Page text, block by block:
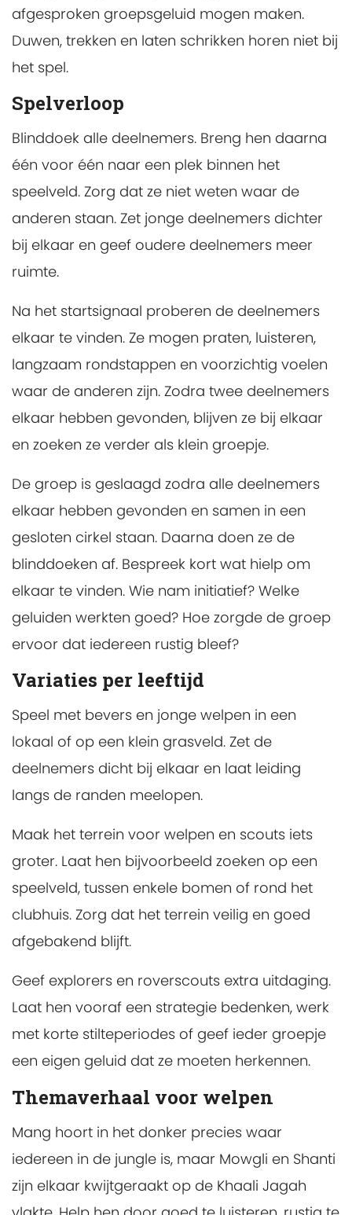
afgesproken groepsgeluid mogen maken.
Duwen, trekken en laten schrikken horen niet bij
het spel.
Spelverloop
Blinddoek alle deelnemers. Breng hen daarna
één voor één naar een plek binnen het
speelveld. Zorg dat ze niet weten waar de
anderen staan. Zet jonge deelnemers dichter
bij elkaar en geef oudere deelnemers meer
ruimte.
Na het startsignaal proberen de deelnemers
elkaar te vinden. Ze mogen praten, luisteren,
langzaam rondstappen en voorzichtig voelen
waar de anderen zijn. Zodra twee deelnemers
elkaar hebben gevonden, blijven ze bij elkaar
en zoeken ze verder als klein groepje.
De groep is geslaagd zodra alle deelnemers
elkaar hebben gevonden en samen in een
gesloten cirkel staan. Daarna doen ze de
blinddoeken af. Bespreek kort wat hielp om
elkaar te vinden. Wie nam initiatief? Welke
geluiden werkten goed? Hoe zorgde de groep
ervoor dat iedereen rustig bleef?
Variaties per leeftijd
Speel met bevers en jonge welpen in een
lokaal of op een klein grasveld. Zet de
deelnemers dicht bij elkaar en laat leiding
langs de randen meelopen.
Maak het terrein voor welpen en scouts iets
groter. Laat hen bijvoorbeeld zoeken op een
speelveld, tussen enkele bomen of rond het
clubhuis. Zorg dat het terrein veilig en goed
afgebakend blijft.
Geef explorers en roverscouts extra uitdaging.
Laat hen vooraf een strategie bedenken, werk
met korte stilteperiodes of geef ieder groepje
een eigen geluid dat ze moeten herkennen.
Themaverhaal voor welpen
Mang hoort in het donker precies waar
iedereen in de jungle is, maar Mowgli en Shanti
zijn elkaar kwijtgeraakt op de Khaali Jagah